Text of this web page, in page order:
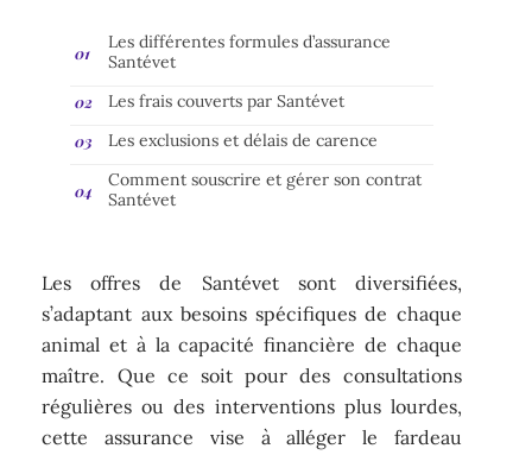
Les différentes formules d’assurance
Santévet
Les frais couverts par Santévet
Les exclusions et délais de carence
Comment souscrire et gérer son contrat
Santévet
Les offres de Santévet sont diversifiées,
s’adaptant aux besoins spécifiques de chaque
animal et à la capacité financière de chaque
maître. Que ce soit pour des consultations
régulières ou des interventions plus lourdes,
cette assurance vise à alléger le fardeau